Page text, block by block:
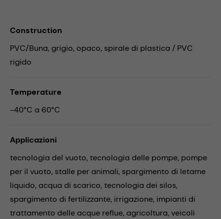
Construction
PVC/Buna, grigio, opaco, spirale di plastica / PVC
rigido
Temperature
-40°C a 60°C
Applicazioni
tecnologia del vuoto,tecnologia delle pompe, pompe
per il vuoto, stalle per animali, spargimento di letame
liquido, acqua di scarico,tecnologia dei silos,
spargimento di fertilizzante, irrigazione, impianti di
trattamento delle acque reflue, agricoltura,veicoli